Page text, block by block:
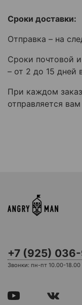
Сроки доставки:
Отправка – на
Сроки почтовой
– от 2 до 15 дней
При каждом
отправляется
+7 (925)
Звонки: пн-пт 10.00-